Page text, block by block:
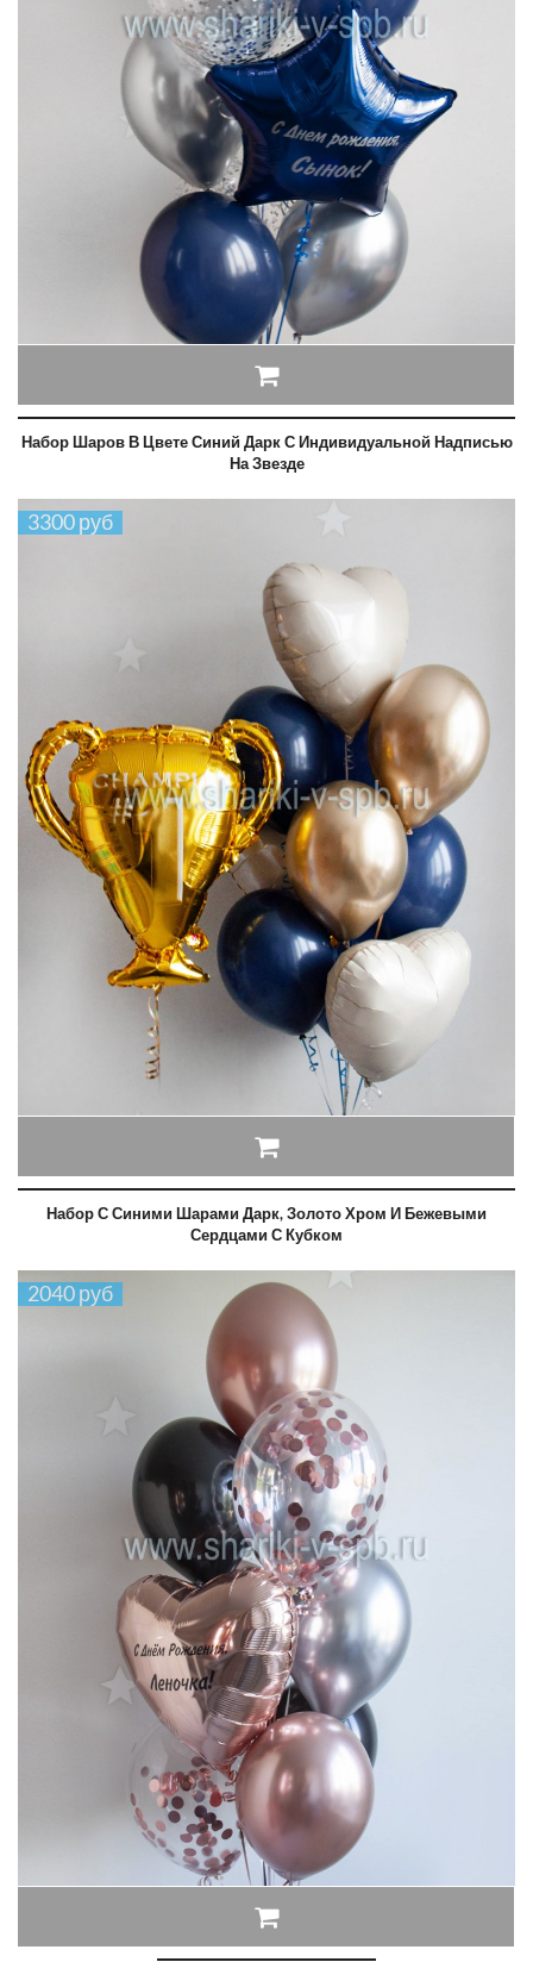
Набор Шаров В Цвете Синий Дарк С Индивидуальной Надписью
На Звезде
3300 руб
Набор С Синими Шарами Дарк, Золото Хром И Бежевыми
Сердцами С Кубком
2040 руб